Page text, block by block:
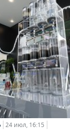
24 июл, 16:15